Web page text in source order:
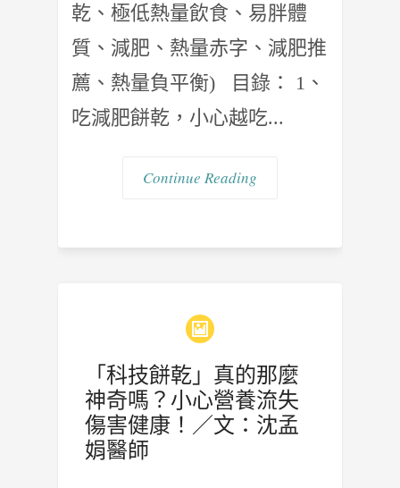
乾、極低熱量飲食、易胖體
質、減肥、熱量赤字、減肥推
薦、熱量負平衡) 目錄： 1、
吃減肥餅乾，小心越吃...
Continue Reading
「科技餅乾」真的那麼
神奇嗎？小心營養流失
傷害健康！／文：沈孟
娟醫師